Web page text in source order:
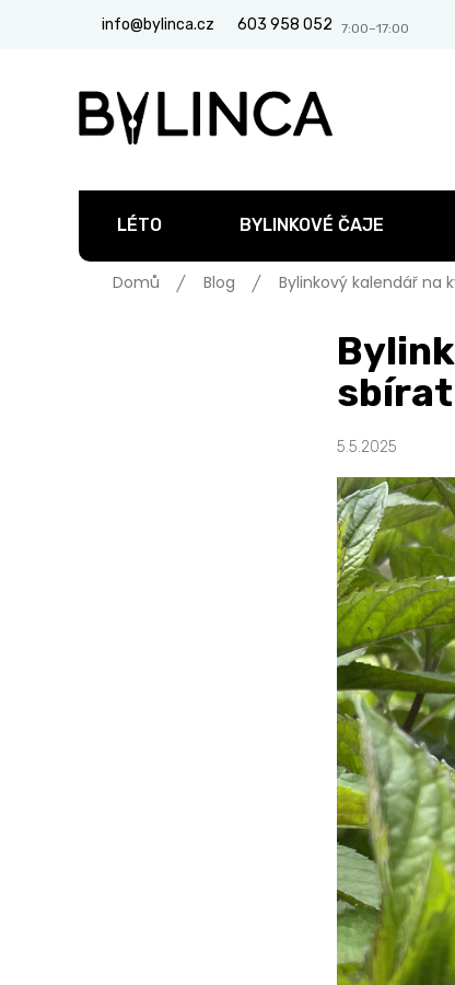
603 958 052
info@bylinca.cz
LÉTO BYLINKOVÉ ČAJE
Domů Blog Bylinkový kalendář na
sbírat
5.5.2025